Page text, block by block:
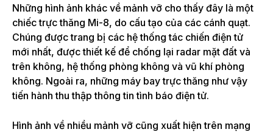
Những hình ảnh khác về mảnh vỡ cho thấy đây là một
chiếc trực thăng Mi-8, do cấu tạo của các cánh quạt.
Chúng được trang bị các hệ thống tác chiến điện tử
mới nhất, được thiết kế để chống lại radar mặt đất và
trên không, hệ thống phòng không và vũ khí phòng
không. Ngoài ra, những máy bay trực thăng như vậy
tiến hành thu thập thông tin tình báo điện tử.
Hình ảnh về nhiều mảnh vỡ cũng xuất hiện trên mạng